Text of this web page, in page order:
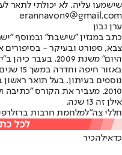
שישמעו עליה. לא יכולתי לתאר
erannavon9@gmail.com
ערן נבון
כתב במגזין "שישבת" ובמוסף
צבא, ספורט ובעיקר - בסיפורים
היום" משנת 2009.
נוספים בעיתון. בעל תואר
2010. מעביר את הקורס
אילן זה 13 שנה.
חללי צה"למלחמת חרבות ברזל
כדאילהכיר